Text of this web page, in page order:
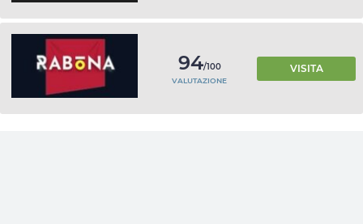
94/100
VALUTAZIONE
VISITA